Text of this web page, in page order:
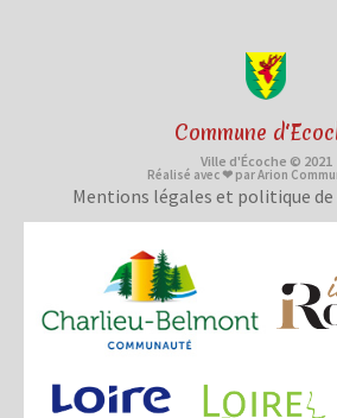
Commune
Ville d'Écoche © 2021
Réalisé avec ❤ par Arion
Mentions légales et politique